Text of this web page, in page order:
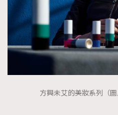
方興未艾的美妝系列（圖